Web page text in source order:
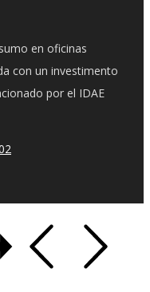
en oficinas
con un investimento
por el IDAE